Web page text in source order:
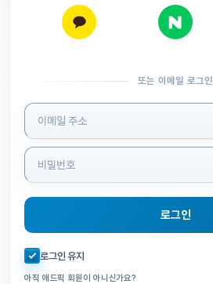
또는 이메일 로그인
로그인 정보 입력
로그인
자동로그인 체크
로그인 유지
아직 애드픽 회원이 아니신가요?